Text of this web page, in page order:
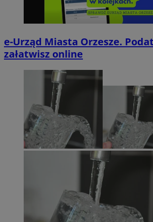
e-Urząd Miasta Orzesze.
załatwisz online